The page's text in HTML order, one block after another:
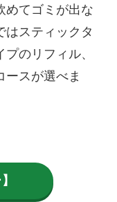
めてゴミが出な
はスティックタ
のリフィル、
ースが選べま